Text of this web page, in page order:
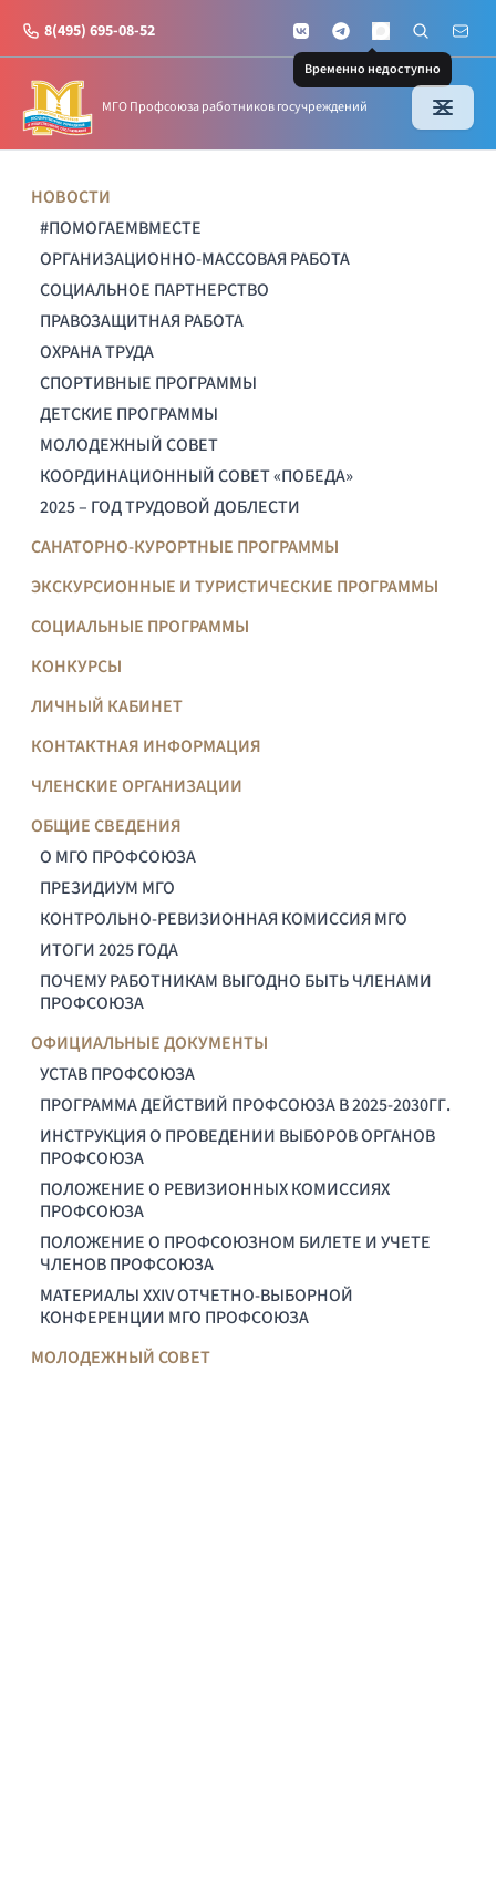
8(495) 695-08-52 VKontakteTelegramMAX
Временно недоступно
Поиск по
Почта
МГО Профсоюза работников госучреждений
НОВОСТИ
#ПОМОГАЕМВМЕСТЕ
ОРГАНИЗАЦИОННО-МАССОВАЯ РАБОТА
СОЦИАЛЬНОЕ ПАРТНЕРСТВО
ПРАВОЗАЩИТНАЯ РАБОТА
ОХРАНА ТРУДА
СПОРТИВНЫЕ ПРОГРАММЫ
ДЕТСКИЕ ПРОГРАММЫ
МОЛОДЕЖНЫЙ СОВЕТ
КООРДИНАЦИОННЫЙ СОВЕТ «ПОБЕДА»
2025 – ГОД ТРУДОВОЙ ДОБЛЕСТИ
САНАТОРНО-КУРОРТНЫЕ ПРОГРАММЫ
ЭКСКУРСИОННЫЕ И ТУРИСТИЧЕСКИЕ ПРОГРАММЫ
СОЦИАЛЬНЫЕ ПРОГРАММЫ
КОНКУРСЫ
ЛИЧНЫЙ КАБИНЕТ
КОНТАКТНАЯ ИНФОРМАЦИЯ
ЧЛЕНСКИЕ ОРГАНИЗАЦИИ
ОБЩИЕ СВЕДЕНИЯ
О МГО ПРОФСОЮЗА
ПРЕЗИДИУМ МГО
КОНТРОЛЬНО-РЕВИЗИОННАЯ КОМИССИЯ МГО
ИТОГИ 2025 ГОДА
ПОЧЕМУ РАБОТНИКАМ ВЫГОДНО БЫТЬ ЧЛЕНАМИ
ПРОФСОЮЗА
ОФИЦИАЛЬНЫЕ ДОКУМЕНТЫ
УСТАВ ПРОФСОЮЗА
ПРОГРАММА ДЕЙСТВИЙ ПРОФСОЮЗА В 2025-2030ГГ.
ИНСТРУКЦИЯ О ПРОВЕДЕНИИ ВЫБОРОВ ОРГАНОВ
ПРОФСОЮЗА
ПОЛОЖЕНИЕ О РЕВИЗИОННЫХ КОМИССИЯХ
ПРОФСОЮЗА
ПОЛОЖЕНИЕ О ПРОФСОЮЗНОМ БИЛЕТЕ И УЧЕТЕ
ЧЛЕНОВ ПРОФСОЮЗА
МАТЕРИАЛЫ XXIV ОТЧЕТНО-ВЫБОРНОЙ
КОНФЕРЕНЦИИ МГО ПРОФСОЮЗА
МОЛОДЕЖНЫЙ СОВЕТ